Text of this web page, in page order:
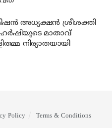
അധ്യക്ഷന്‍ ശ്രീശക്തി
മാതാവ്
നിര്യാതയായി
Policy Terms & Conditions